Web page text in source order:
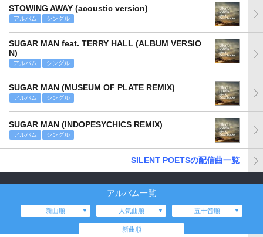
STOWING AWAY (acoustic version)
アルバム シングル
SUGAR MAN feat. TERRY HALL (ALBUM VERSIO
N)
アルバム シングル
SUGAR MAN (MUSEUM OF PLATE REMIX)
アルバム シングル
SUGAR MAN (INDOPESYCHICS REMIX)
アルバム シングル
SILENT POETSの配信曲一覧
アルバム一覧
新曲順 人気曲順 五十音順
新曲順